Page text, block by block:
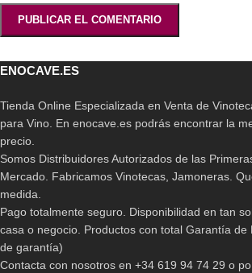
ENOCAVE.ES
Tienda Online Especializada en Venta de
para Vino. En enocave.es podrás encontrar la
precio.
Somos Distribuidores Autorizados de las
Mercado. Fabricamos Vinotecas, Jamoneras.
medida.
Pago totalmente seguro. Disponibilidad en tan
casa o negocio. Productos con total Garantía de
de garantía)
Contacta con nosotros en +34 619 94 74 29 o